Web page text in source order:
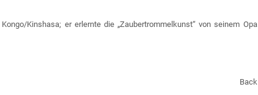
Kinshasa; er erlernte die „Zaubertrommelkunst“ von seinem Opa
Back